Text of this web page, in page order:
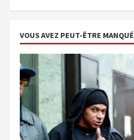
VOUS AVEZ PEUT-ÊTRE MANQUÉ